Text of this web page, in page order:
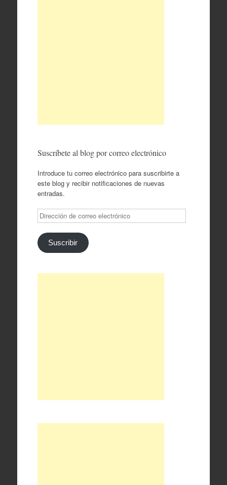
Suscríbete al blog por correo electrónico
Introduce tu correo electrónico para suscribirte a
este blog y recibir notificaciones de nuevas
entradas.
Dirección
de
correo
electrónico
Suscribir